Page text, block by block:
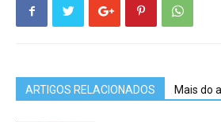
ARTIGOS RELACIONADOS Mais do